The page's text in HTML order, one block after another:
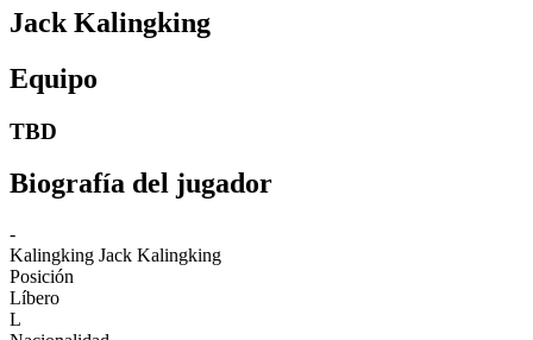
Jack Kalingking
Equipo
TBD
Biografía del jugador
-
Kalingking Jack Kalingking
Posición
Líbero
L